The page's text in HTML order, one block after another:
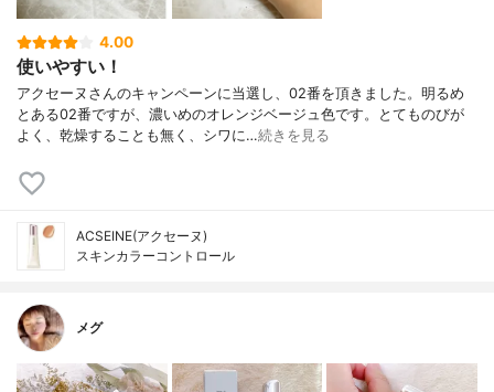
4.00
使いやすい！
アクセーヌさんのキャンペーンに当選し、02番を頂きました。明るめ
とある02番ですが、濃いめのオレンジベージュ色です。とてものびが
よく、乾燥することも無く、シワに…続きを見る
ACSEINE(アクセーヌ)
スキンカラーコントロール
メグ